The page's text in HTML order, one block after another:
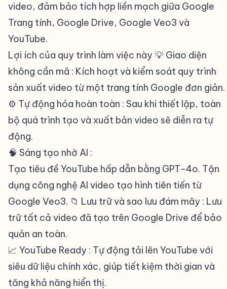
video, đảm bảo tích hợp liền mạch giữa Google
Trang tính, Google Drive, Google Veo3 và
YouTube.
Lợi ích của quy trình làm việc này 💡 Giao diện
không cần mã : Kích hoạt và kiểm soát quy trình
sản xuất video từ một trang tính Google đơn giản.
⚙️ Tự động hóa hoàn toàn : Sau khi thiết lập, toàn
bộ quá trình tạo và xuất bản video sẽ diễn ra tự
động.
🧠 Sáng tạo nhờ AI :
Tạo tiêu đề YouTube hấp dẫn bằng GPT-4o. Tận
dụng công nghệ AI video tạo hình tiên tiến từ
Google Veo3. 📁 Lưu trữ và sao lưu đám mây : Lưu
trữ tất cả video đã tạo trên Google Drive để bảo
quản an toàn.
📈 YouTube Ready : Tự động tải lên YouTube với
siêu dữ liệu chính xác, giúp tiết kiệm thời gian và
tăng khả năng hiển thị.